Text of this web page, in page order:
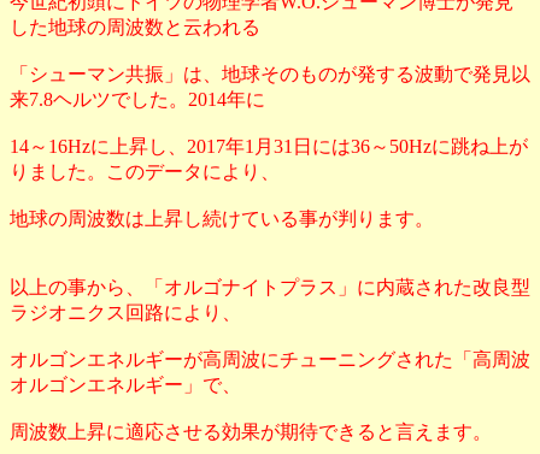
した地球の周波数と云われる
「シューマン共振」は、地球そのものが発する波動で発見以
来7.8ヘルツでした。2014年に
14～16Hzに上昇し、2017年1月31日には36～50Hzに跳ね上が
りました。このデータにより、
地球の周波数は上昇し続けている事が判ります。
以上の事から、「オルゴナイトプラス」に内蔵された改良型
ラジオニクス回路により、
オルゴンエネルギーが高周波にチューニングされた「高周波
オルゴンエネルギー」で、
周波数上昇に適応させる効果が期待できると言えます。